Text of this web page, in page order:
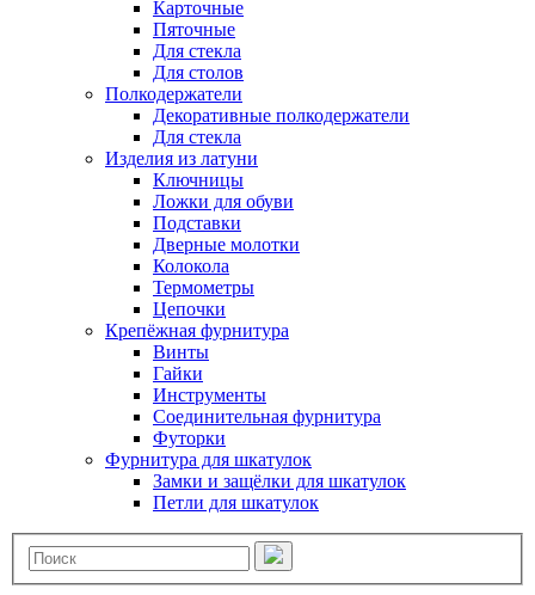
Карточные
Пяточные
Для стекла
Для столов
Полкодержатели
Декоративные полкодержатели
Для стекла
Изделия из латуни
Ключницы
Ложки для обуви
Подставки
Дверные молотки
Колокола
Термометры
Цепочки
Крепёжная фурнитура
Винты
Гайки
Инструменты
Соединительная фурнитура
Футорки
Фурнитура для шкатулок
Замки и защёлки для шкатулок
Петли для шкатулок